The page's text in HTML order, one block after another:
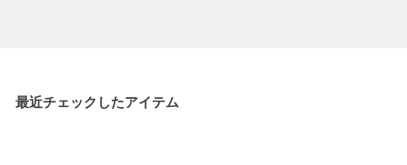
最近チェックしたアイテム